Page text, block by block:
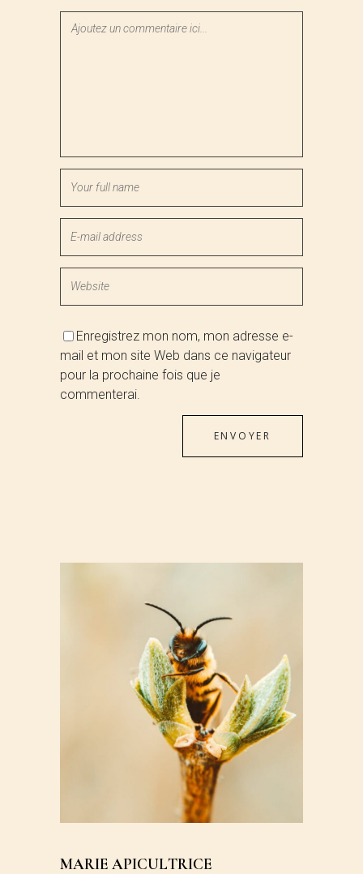
Enregistrez mon nom, mon adresse e-
mail et mon site Web dans ce navigateur
pour la prochaine fois que je
commenterai.
MARIE APICULTRICE